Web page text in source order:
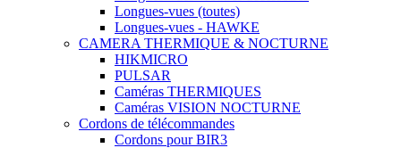
Longues-vues (toutes)
Longues-vues - HAWKE
CAMERA THERMIQUE & NOCTURNE
HIKMICRO
PULSAR
Caméras THERMIQUES
Caméras VISION NOCTURNE
Cordons de télécommandes
Cordons pour BIR3